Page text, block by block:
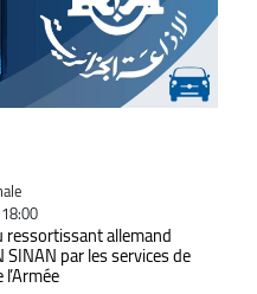
ressortissant allemand
SINAN par les services de